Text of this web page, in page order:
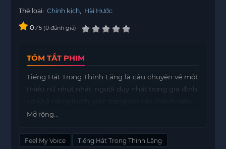
Thể loại: Chính kịch Hài Hước
0 / 5 0 đánh giá
TÓM TẮT PHIM
Tiếng Hát Trong Thinh Lặng là câu chuyện về một
thiếu nữ nhút nhát, người duy nhất trong gia đình
khác đều khiếm thính. Cô sống trong một thế giới
những người xung quanh.
Mở rộng...
Feel My Voice Tiếng Hát Trong Thinh Lặng